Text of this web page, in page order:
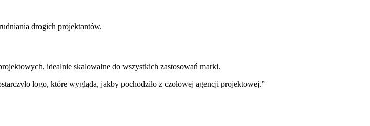
drogich projektantów.
idealnie skalowalne do wszystkich zastosowań marki.
logo, które wygląda, jakby pochodziło z czołowej agencji projektowej.”